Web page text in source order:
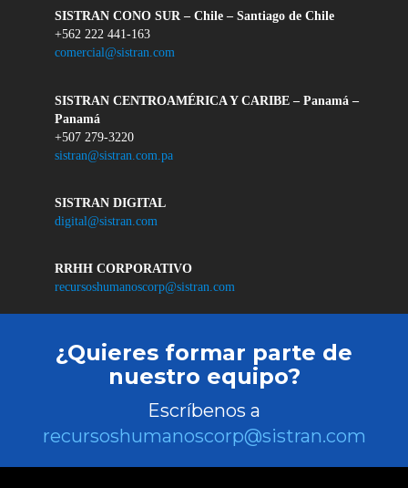
SISTRAN CONO SUR – Chile – Santiago de Chile
+562 222 441-163
comercial@sistran.com
SISTRAN CENTROAMÉRICA Y CARIBE – Panamá –
Panamá
+507 279-3220
sistran@sistran.com.pa
SISTRAN DIGITAL
digital@sistran.com
RRHH CORPORATIVO
recursoshumanoscorp@sistran.com
¿Quieres formar parte de
nuestro equipo?
Escríbenos a
recursoshumanoscorp@sistran.com